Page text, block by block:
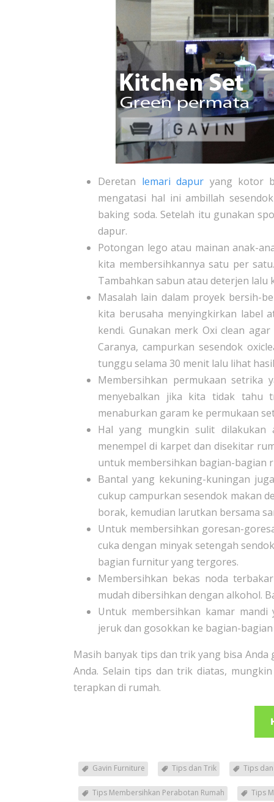
Deretan lemari dapur yang kotor
mengatasi hal ini ambillah
baking soda. Setelah itu gunakan
dapur.
Potongan lego atau mainan anak-
kita membersihkannya satu per
Tambahkan sabun atau deterjen lalu
Masalah lain dalam proyek bersih-
kita berusaha menyingkirkan label
kendi. Gunakan merk Oxi clean
Caranya, campurkan sesendok
tunggu selama 30 menit lalu lihat
Membersihkan permukaan setrika
menyebalkan jika kita tidak tahu
menaburkan garam ke permukaan
Hal yang mungkin sulit dilakukan
menempel di karpet dan disekitar
untuk membersihkan bagian-bagian
Bantal yang kekuning-kuningan
cukup campurkan sesendok makan
borak, kemudian larutkan bersama
Untuk membersihkan goresan-
cuka dengan minyak setengah
bagian furnitur yang tergores.
Membersihkan bekas noda
mudah dibersihkan dengan alkohol.
Untuk membersihkan kamar
jeruk dan gosokkan ke bagian-
Masih banyak tips dan trik yang bisa
Anda. Selain tips dan trik diatas,
terapkan di rumah.
Gavin Furniture Tips dan Trik Tips
Tips Membersihkan Perabotan Rumah Tips